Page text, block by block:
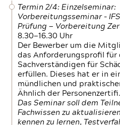
Termin 2/4: Einzelseminar:
Vorbereitungsseminar -
Prüfung — Vorbereitung
8.30—16.30 Uhr
Der Bewerber um die
das Anforderungsprofil für
Sachverständigen für
erfüllen. Dieses hat er in
mündlichen und
Ähnlich der
Das Seminar soll dem
Fachwissen zu
kennen zu lernen,